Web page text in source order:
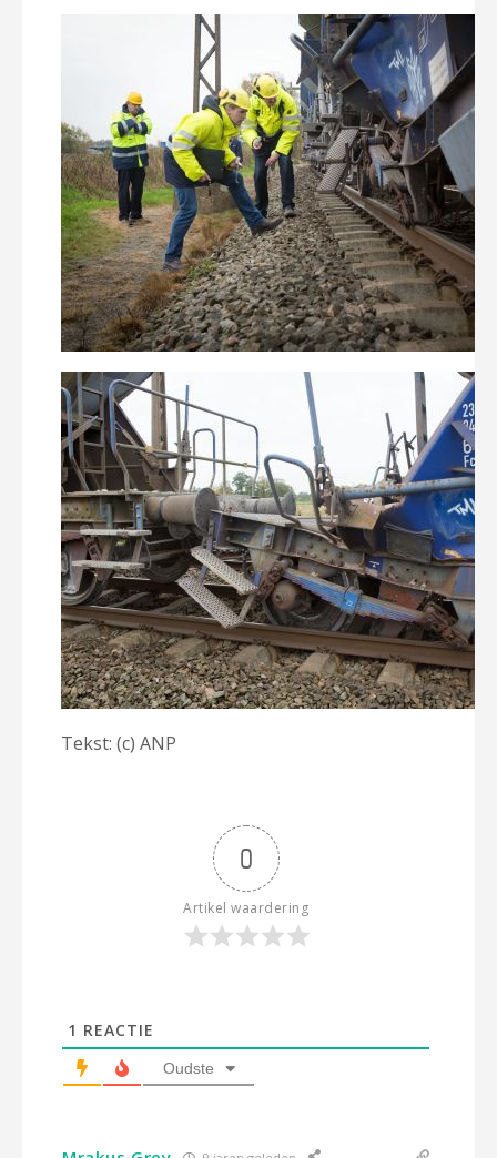
Tekst: (c) ANP
0
Artikel waardering
1 REACTIE
Oudste